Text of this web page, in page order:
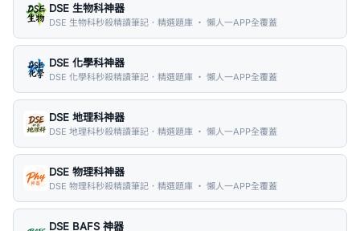
DSE 生物科神器
DSE 生物科秒殺精讀筆記．精選題庫 ・ 懶人一APP全覆蓋
DSE 化學科神器
DSE 化學科秒殺精讀筆記．精選題庫 ・ 懶人一APP全覆蓋
DSE 地理科神器
DSE 地理科秒殺精讀筆記．精選題庫 ・ 懶人一APP全覆蓋
DSE 物理科神器
DSE 物理科秒殺精讀筆記．精選題庫 ・ 懶人一APP全覆蓋
DSE BAFS 神器